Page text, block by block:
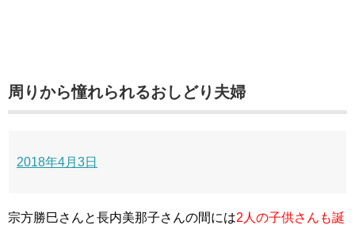
周りから憧れられるおしどり夫婦
2018年4月3日
宗方勝巳さんと長内美那子さんの間には2人の子供さんも誕